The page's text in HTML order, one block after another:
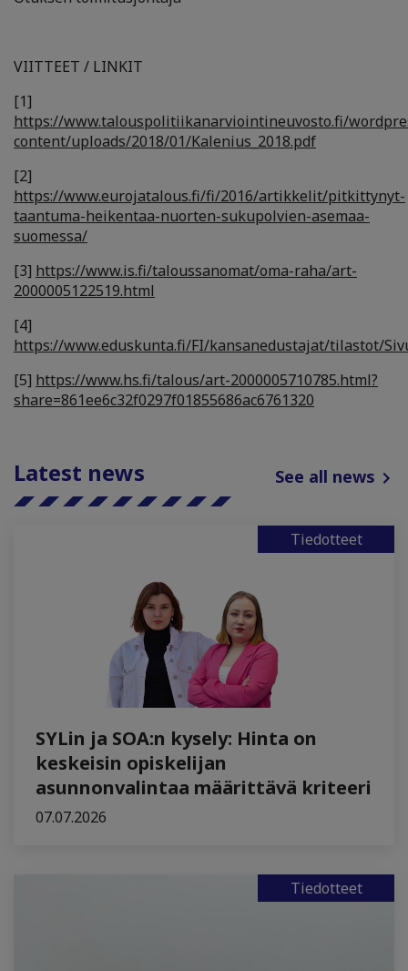
VIITTEET / LINKIT
[1]
https://www.talouspolitiikanarviointineuvosto.fi/
content/uploads/2018/01/Kalenius_2018.pdf
[2]
https://www.eurojatalous.fi/fi/2016/artikkelit/pitkittynyt-
taantuma-heikentaa-nuorten-sukupolvien-asemaa-
suomessa/
[3] https://www.is.fi/taloussanomat/oma-raha/art-
2000005122519.html
[4]
https://www.eduskunta.fi/FI/kansanedustajat/tilastot/
[5] https://www.hs.fi/talous/art-2000005710785.html?
share=861ee6c32f0297f01855686ac6761320
Latest news See all news
Tiedotteet
SYLin ja SOA:n kysely: Hinta on
keskeisin opiskelijan
asunnonvalintaa määrittävä kriteeri
07.07.2026
Tiedotteet